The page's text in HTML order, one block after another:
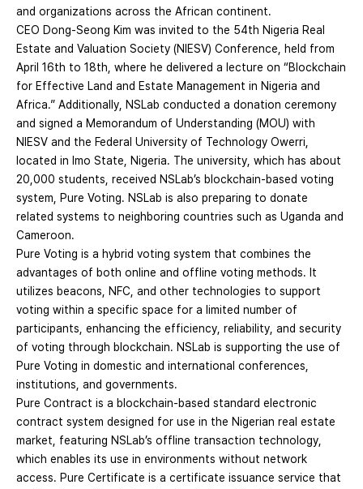
and organizations across the African continent.
CEO Dong-Seong Kim was invited to the 54th Nigeria Real
Estate and Valuation Society (NIESV) Conference, held from
April 16th to 18th, where he delivered a lecture on “Blockchain
for Effective Land and Estate Management in Nigeria and
Africa.” Additionally, NSLab conducted a donation ceremony
and signed a Memorandum of Understanding (MOU) with
NIESV and the Federal University of Technology Owerri,
located in Imo State, Nigeria. The university, which has about
20,000 students, received NSLab’s blockchain-based voting
system, Pure Voting. NSLab is also preparing to donate
related systems to neighboring countries such as Uganda and
Cameroon.
Pure Voting is a hybrid voting system that combines the
advantages of both online and offline voting methods. It
utilizes beacons, NFC, and other technologies to support
voting within a specific space for a limited number of
participants, enhancing the efficiency, reliability, and security
of voting through blockchain. NSLab is supporting the use of
Pure Voting in domestic and international conferences,
institutions, and governments.
Pure Contract is a blockchain-based standard electronic
contract system designed for use in the Nigerian real estate
market, featuring NSLab’s offline transaction technology,
which enables its use in environments without network
access. Pure Certificate is a certificate issuance service that